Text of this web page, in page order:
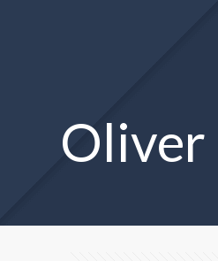
Oliver